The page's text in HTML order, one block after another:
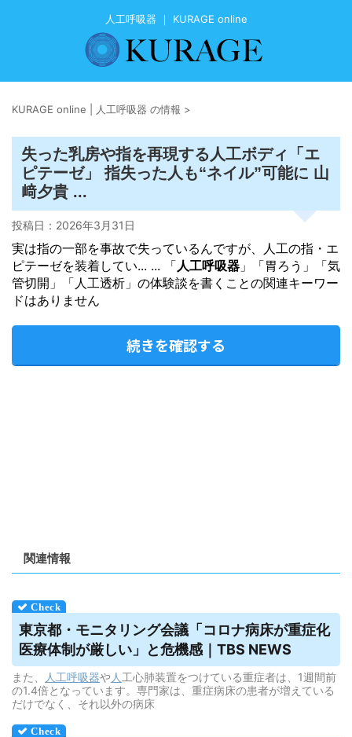
人工呼吸器 ｜ KURAGE online
KURAGE online | 人工呼吸器 の情報 >
失った乳房や指を再現する人工ボディ「エ
ピテーゼ」 指失った人も“ネイル”可能に 山
﨑夕貴 ...
投稿日： 2026年3月31日
実は指の一部を事故で失っているんですが、人工の指・エ
ピテーゼを装着してい... ... 「人工呼吸器 」「胃ろう」「気
管切開」「人工透析」の体験談を書くことの関連キーワー
ドはありません
続きを確認する
関連情報
東京都・モニタリング会議「コロナ病床が重症化
医療体制が厳しい」と危機感｜TBS NEWS
また、 人工呼吸器や人 工心肺装置をつけている重症者は、1週間前
の1.4倍となっています。専門家は、重症病床の患者が増えている
だけでなく、それ以外の病床